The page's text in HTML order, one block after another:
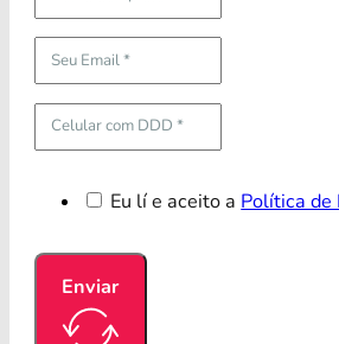
Eu lí e aceito a Política de
Enviar